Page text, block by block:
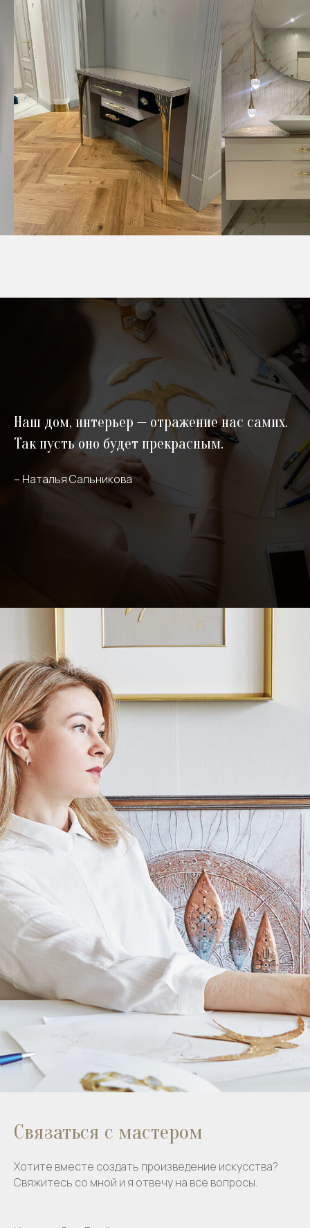
Наш дом, интерьер — отражение нас самих.
Так пусть оно будет прекрасным.
-- Наталья Сальникова
Связаться с мастером
Хотите вместе создать произведение искусства?
Свяжитесь со мной и я отвечу на все вопросы.